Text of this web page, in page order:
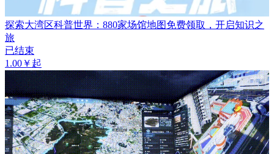
探索大湾区科普世界：880家场馆地图免费领取，开启知识之
旅
已结束
1.00￥起